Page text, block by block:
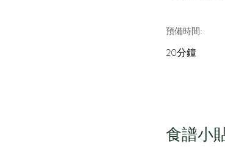
預備時間:
20分鐘
食譜小